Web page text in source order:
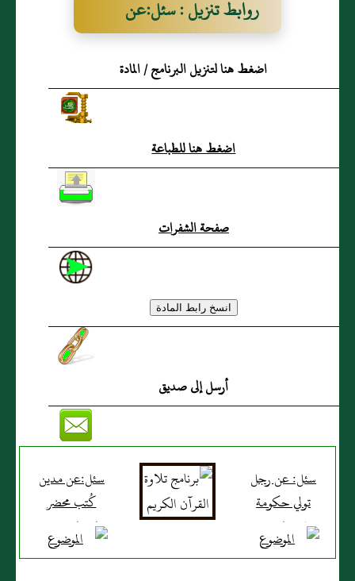
روابط تنزيل : سئل:عن
الرواية‏ هل كل من قبلت
روايته قبلت شهادته‏؟‏
اضغط هنا لتنزيل البرنامج / المادة
اضغط هنا للطباعة
صفحة الشفرات
أرسل إلى صديق
سئل: عن رجل
تولي حكومة
على جماعة من
رماة البندق
سئل:عن مدين
كُتب محضر
بإعساره وشهد
الشهود أنه